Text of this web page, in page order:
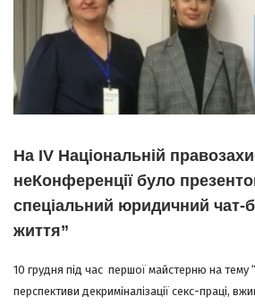
На IV Національній
неКонференції було
спеціальний юридичний чат-
життя”
10 грудня під час першої майстерню на тему
перспективи декриміналізації секс-праці,